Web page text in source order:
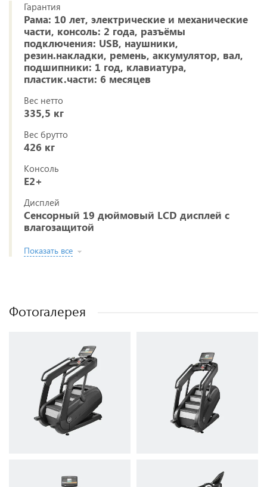
Гарантия
Рама: 10 лет, электрические и механические
части, консоль: 2 года, разъёмы
подключения: USB, наушники,
резин.накладки, ремень, аккумулятор, вал,
подшипники: 1 год, клавиатура,
пластик.части: 6 месяцев
Вес нетто
335,5 кг
Вес брутто
426 кг
Консоль
E2+
Дисплей
Сенсорный 19 дюймовый LCD дисплей с
влагозащитой
Показать все
Фотогалерея